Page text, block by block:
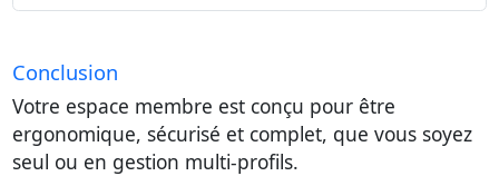
Conclusion
Votre espace membre est conçu pour être
ergonomique, sécurisé et complet, que vous soyez
seul ou en gestion multi-profils.